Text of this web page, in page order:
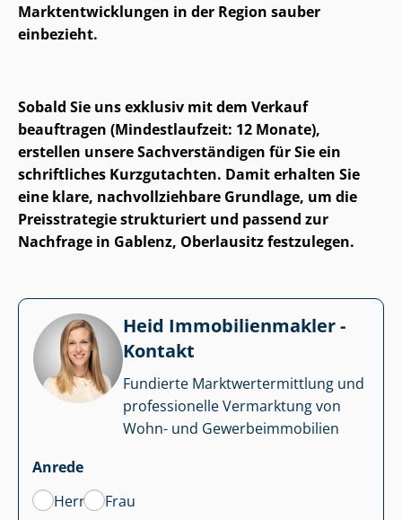
Markt­ent­wick­lun­gen in der Region sauber
einbezieht.
Sobald Sie uns exklusiv mit dem Verkauf
beauftragen (Mindestlaufzeit: 12 Monate),
erstellen unsere Sach­ver­stän­di­gen für Sie ein
schriftliches Kurzgutachten. Damit erhalten Sie
eine klare, nach­voll­zieh­ba­re Grundlage, um die
Preisstrategie strukturiert und passend zur
Nachfrage in Gablenz, Oberlausitz festzulegen.
Heid Im­mo­bi­li­en­mak­ler -
Kontakt
Fundierte Markt­wert­ermitt­lung und
professionelle Vermarktung von
Wohn- und Ge­wer­be­im­mo­bi­li­en
Anrede
Herr
Frau